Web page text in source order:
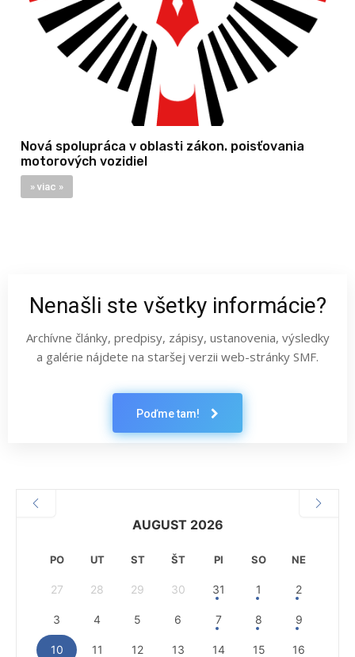
Nová spolupráca v oblasti zákon. poisťovania
motorových vozidiel
» viac »
Nenašli ste všetky informácie?
Archívne články, predpisy, zápisy, ustanovenia, výsledky
a galérie nájdete na staršej verzii web-stránky SMF.
Poďme tam!
AUGUST 2026
PO UT ST ŠT PI SO NE
27 28 29 30 31 1 2
3 4 5 6 7 8 9
10 11 12 13 14 15 16